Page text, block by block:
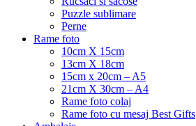
Puzzle sublimare
Perne
Rame foto
10cm X 15cm
13cm X 18cm
15cm x 20cm – A5
21cm X 30cm – A4
Rame foto colaj
Rame foto cu mesaj Best Gifts